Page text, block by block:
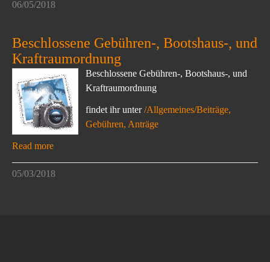
06/05/2018
Beschlossene Gebühren-, Bootshaus-, und
Kraftraumordnung
Beschlossene Gebühren-, Bootshaus-, und
Kraftraumordnung
findet ihr unter/Allgemeines/Beiträge,
Gebühren, Anträge
Read more
05/03/2018